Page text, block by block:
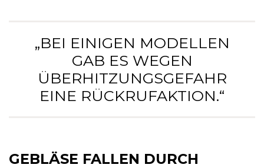
„BEI EINIGEN MODELLEN
GAB ES WEGEN
ÜBERHITZUNGSGEFAHR
EINE RÜCKRUFAKTION.“
GEBLÄSE FALLEN DURCH